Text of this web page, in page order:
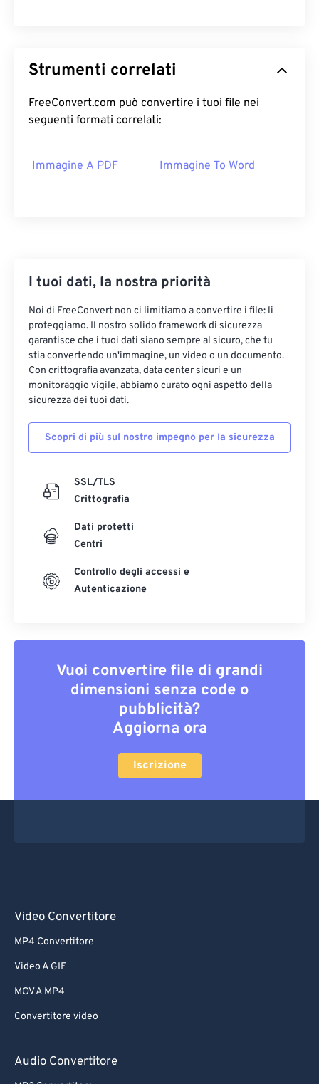
Strumenti correlati
FreeConvert.com può convertire i tuoi file nei
seguenti formati correlati:
Immagine A PDF Immagine To Word
I tuoi dati, la nostra priorità
Noi di FreeConvert non ci limitiamo a convertire i file: li
proteggiamo. Il nostro solido framework di sicurezza
garantisce che i tuoi dati siano sempre al sicuro, che tu
stia convertendo un'immagine, un video o un documento.
Con crittografia avanzata, data center sicuri e un
monitoraggio vigile, abbiamo curato ogni aspetto della
sicurezza dei tuoi dati.
Scopri di più sul nostro impegno per la sicurezza
SSL/TLS
Crittografia
Dati protetti
Centri
Controllo degli accessi e
Autenticazione
Vuoi convertire file di grandi
dimensioni senza code o
pubblicità?
Aggiorna ora
Iscrizione
Video Convertitore
MP4 Convertitore
Video A GIF
MOV A MP4
Convertitore video
Audio Convertitore